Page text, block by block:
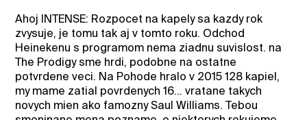
Ahoj INTENSE: Rozpocet na kapely sa kazdy rok
zvysuje, je tomu tak aj v tomto roku. Odchod
Heinekenu s programom nema ziadnu suvislost. na
The Prodigy sme hrdi, podobne na ostatne
potvrdene veci. Na Pohode hralo v 2015 128 kapiel,
my mame zatial povrdenych 16... vratane takych
novych mien ako famozny Saul Williams. Tebou